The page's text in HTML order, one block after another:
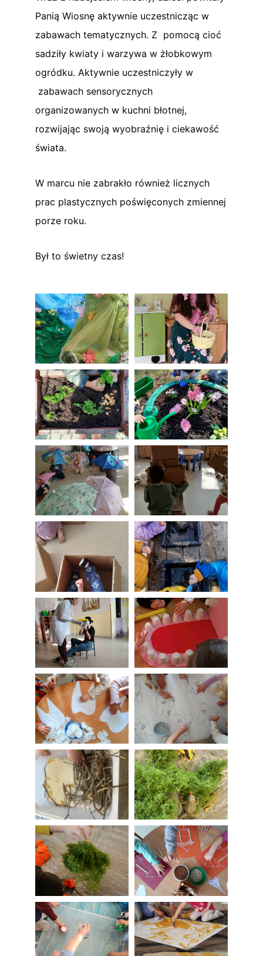
Panią Wiosnę aktywnie uczestnicząc w
zabawach tematycznych. Z pomocą cioć
sadziły kwiaty i warzywa w żłobkowym
ogródku. Aktywnie uczestniczyły w
zabawach sensorycznych
organizowanych w kuchni błotnej,
rozwijając swoją wyobraźnię i ciekawość
świata.
W marcu nie zabrakło również licznych
prac plastycznych poświęconych zmiennej
porze roku.
Był to świetny czas!